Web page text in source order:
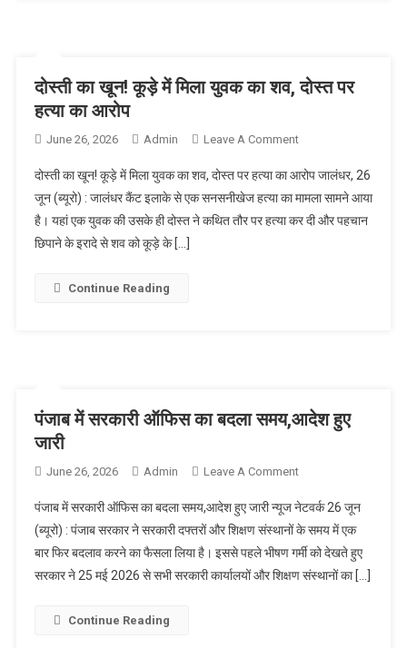
दोस्ती का खून! कूड़े में मिला युवक का शव, दोस्त पर
हत्या का आरोप
June 26, 2026 Admin Leave A CommentOn दोस्ती का खून!
शव, दोस्त पर हत्या का
आरोप
दोस्ती का खून! कूड़े में मिला युवक का शव, दोस्त पर हत्या का आरोप जालंधर, 26
जून (ब्यूरो) : जालंधर कैंट इलाके से एक सनसनीखेज हत्या का मामला सामने आया
है। यहां एक युवक की उसके ही दोस्त ने कथित तौर पर हत्या कर दी और पहचान
छिपाने के इरादे से शव को कूड़े के […]
Continue Reading
पंजाब में सरकारी ऑफिस का बदला समय,आदेश हुए
जारी
June 26, 2026 Admin Leave A CommentOn पंजाब में सरकारी
समय,आदेश हुए जारी
पंजाब में सरकारी ऑफिस का बदला समय,आदेश हुए जारी न्यूज नेटवर्क 26 जून
(ब्यूरो) : पंजाब सरकार ने सरकारी दफ्तरों और शिक्षण संस्थानों के समय में एक
बार फिर बदलाव करने का फैसला लिया है। इससे पहले भीषण गर्मी को देखते हुए
सरकार ने 25 मई 2026 से सभी सरकारी कार्यालयों और शिक्षण संस्थानों का […]
Continue Reading